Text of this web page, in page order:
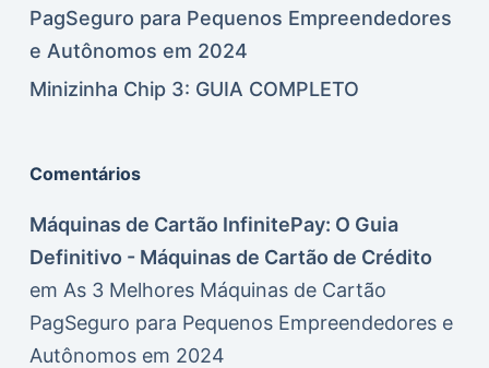
PagSeguro para Pequenos Empreendedores
e Autônomos em 2024
Minizinha Chip 3: GUIA COMPLETO
Comentários
Máquinas de Cartão InfinitePay: O Guia
Definitivo - Máquinas de Cartão de Crédito
em As 3 Melhores Máquinas de Cartão
PagSeguro para Pequenos Empreendedores e
Autônomos em 2024